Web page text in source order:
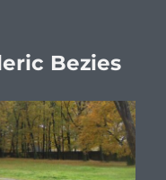
Bezies